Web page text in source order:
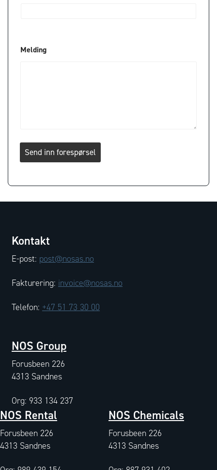
Melding
Send inn forespørsel
Kontakt
E-post: post@nosas.no
Fakturering: invoice@nosas.no
Telefon: +47 51 73 30 00
NOS Group
Forusbeen 226
4313 Sandnes
Org: 933 134 237
NOS Rental
Forusbeen 226
4313 Sandnes
NOS Chemicals
Forusbeen 226
4313 Sandnes